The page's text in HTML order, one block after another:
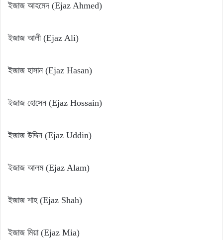
ইজাজ আহমেদ (Ejaz Ahmed)
ইজাজ আলী (Ejaz Ali)
ইজাজ হাসান (Ejaz Hasan)
ইজাজ হোসেন (Ejaz Hossain)
ইজাজ উদ্দিন (Ejaz Uddin)
ইজাজ আলম (Ejaz Alam)
ইজাজ শাহ (Ejaz Shah)
ইজাজ মিয়া (Ejaz Mia)